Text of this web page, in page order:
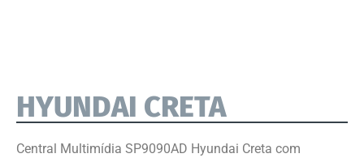
HYUNDAI CRETA
Central Multimídia SP9090AD Hyundai Creta com